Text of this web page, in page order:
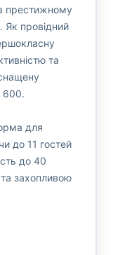
престижному
Як провідний
та
600.
для
до 11 гостей
до 40
захопливою